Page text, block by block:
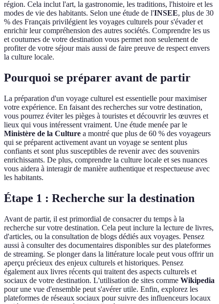
région. Cela inclut l'art, la gastronomie, les traditions, l'histoire et les
modes de vie des habitants. Selon une étude de l'INSEE, plus de 30
% des Français privilégient les voyages culturels pour s'évader et
enrichir leur compréhension des autres sociétés. Comprendre les us
et coutumes de votre destination vous permet non seulement de
profiter de votre séjour mais aussi de faire preuve de respect envers
la culture locale.
Pourquoi se préparer avant de partir
La préparation d'un voyage culturel est essentielle pour maximiser
votre expérience. En faisant des recherches sur votre destination,
vous pourrez éviter les pièges à touristes et découvrir les œuvres et
lieux qui vous intéressent vraiment. Une étude menée par le
Ministère de la Culture a montré que plus de 60 % des voyageurs
qui se préparent activement avant un voyage se sentent plus
confiants et sont plus susceptibles de revenir avec des souvenirs
enrichissants. De plus, comprendre la culture locale et ses nuances
vous aidera à interagir de manière authentique et respectueuse avec
les habitants.
Étape 1 : Recherche sur la destination
Avant de partir, il est primordial de consacrer du temps à la
recherche sur votre destination. Cela peut inclure la lecture de livres,
d'articles, ou la consultation de blogs dédiés aux voyages. Pensez
aussi à consulter des documentaires disponibles sur des plateformes
de streaming. Se plonger dans la littérature locale peut vous offrir un
aperçu précieux des enjeux culturels et historiques. Pensez
également aux livres récents qui traitent des aspects culturels et
sociaux de votre destination. L'utilisation de sites comme Wikipedia
pour une vue d'ensemble peut s'avérer utile. Enfin, explorez les
plateformes de réseaux sociaux pour suivre des influenceurs locaux